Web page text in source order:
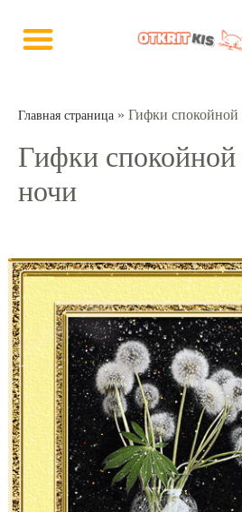
Главная страница » Гифки спокойной
Гифки спокойной
ночи